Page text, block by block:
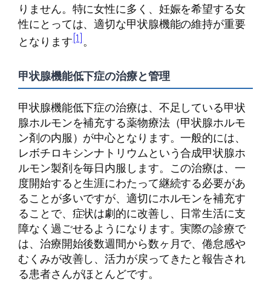
りません。特に女性に多く、妊娠を希望する女
性にとっては、適切な甲状腺機能の維持が重要
となります[1]。
甲状腺機能低下症の治療と管理
甲状腺機能低下症の治療は、不足している甲状
腺ホルモンを補充する薬物療法（甲状腺ホルモ
ン剤の内服）が中心となります。一般的には、
レボチロキシンナトリウムという合成甲状腺ホ
ルモン製剤を毎日内服します。この治療は、一
度開始すると生涯にわたって継続する必要があ
ることが多いですが、適切にホルモンを補充す
ることで、症状は劇的に改善し、日常生活に支
障なく過ごせるようになります。実際の診療で
は、治療開始後数週間から数ヶ月で、倦怠感や
むくみが改善し、活力が戻ってきたと報告され
る患者さんがほとんどです。